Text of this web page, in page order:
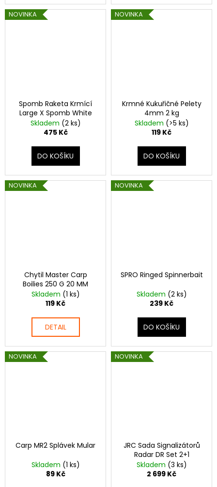
NOVINKA
Spomb Raketa Krmící
Large X Spomb White
Skladem (2 ks)
475 Kč
DO KOŠÍKU
NOVINKA
Krmné Kukuřičné Pelety
4mm 2 kg
Skladem (>5 ks)
119 Kč
DO KOŠÍKU
NOVINKA
Chytil Master Carp
Boilies 250 G 20 MM
Skladem (1 ks)
119 Kč
DETAIL
NOVINKA
SPRO Ringed Spinnerbait
Skladem (2 ks)
239 Kč
DO KOŠÍKU
NOVINKA
Carp MR2 Splávek Mular
Skladem (1 ks)
89 Kč
NOVINKA
JRC Sada Signalizátorů
Radar DR Set 2+1
Skladem (3 ks)
2 699 Kč